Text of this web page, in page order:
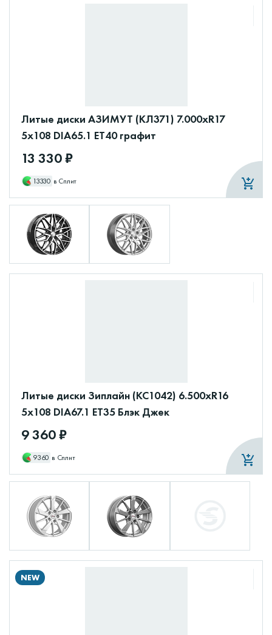
Литые диски АЗИМУТ (КЛ371) 7.000xR17
5x108 DIA65.1 ET40 графит
13 330 ₽
13330 в Сплит
Литые диски Зиплайн (КС1042) 6.500xR16
5x108 DIA67.1 ET35 Блэк Джек
9 360 ₽
9360 в Сплит
NEW